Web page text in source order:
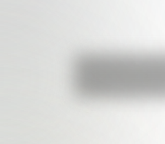
Efemérides
un día como